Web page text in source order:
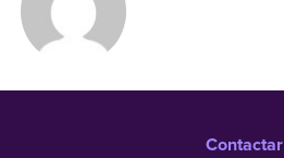
Contactar